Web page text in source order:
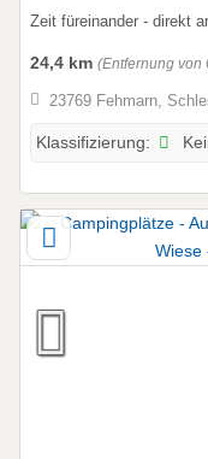
Zeit füreinander - direkt
24,4 km (Entfernung von
23769 Fehmarn,
Klassifizierung: